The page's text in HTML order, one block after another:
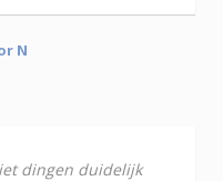
N
dingen duidelijk